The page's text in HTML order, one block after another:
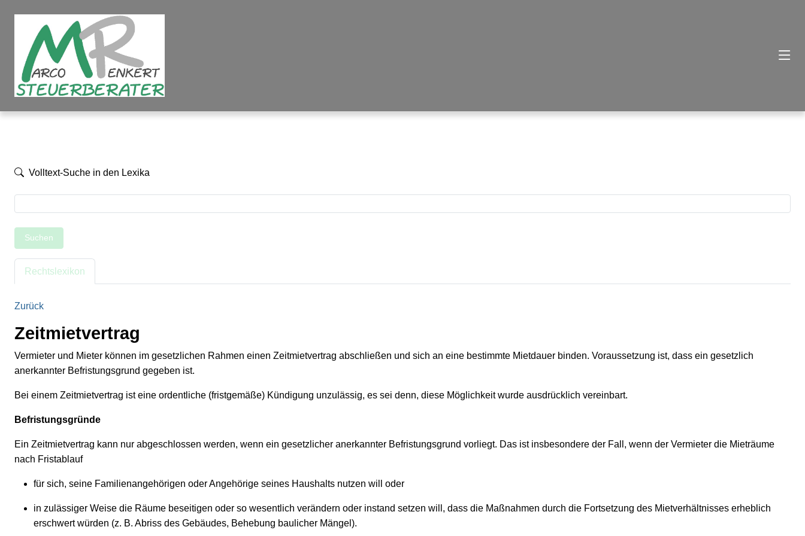
Volltext-Suche in den Lexika
Suchen
Rechtslexikon
Zurück
Zeitmietvertrag
Vermieter und Mieter können im gesetzlichen Rahmen einen Zeitmietvertrag abschließen und sich an eine bestimmte Mietdauer binden. Voraussetzung ist, dass ein gesetzlich
anerkannter Befristungsgrund gegeben ist.
Bei einem Zeitmietvertrag ist eine ordentliche (fristgemäße) Kündigung unzulässig, es sei denn, diese Möglichkeit wurde ausdrücklich vereinbart.
Befristungsgründe
Ein Zeitmietvertrag kann nur abgeschlossen werden, wenn ein gesetzlicher anerkannter Befristungsgrund vorliegt. Das ist insbesondere der Fall, wenn der Vermieter die Mieträume
nach Fristablauf
für sich, seine Familienangehörigen oder Angehörige seines Haushalts nutzen will oder
in zulässiger Weise die Räume beseitigen oder so wesentlich verändern oder instand setzen will, dass die Maßnahmen durch die Fortsetzung des Mietverhältnisses erheblich
erschwert würden (z. B. Abriss des Gebäudes, Behebung baulicher Mängel).